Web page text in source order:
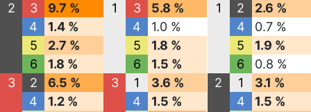
2
3
9.7 %
4
1.4 %
5
2.7 %
6
1.8 %
3
2
6.5 %
4
1.2 %
1
3
5.8 %
4
1.0 %
5
1.8 %
6
1.5 %
3
1
3.6 %
4
1.5 %
1
2
2.6 %
4
0.7 %
5
1.9 %
6
0.8 %
2
1
3.1 %
4
1.5 %